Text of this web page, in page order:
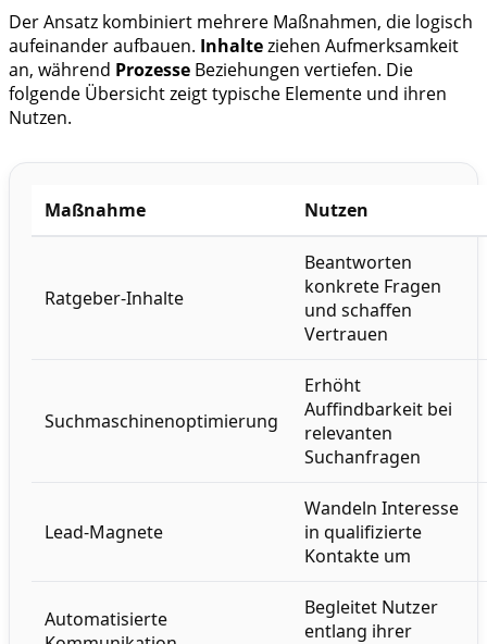
Der Ansatz kombiniert mehrere Maßnahmen, die logisch
aufeinander aufbauen. Inhalteziehen Aufmerksamkeit
an, während Prozesse Beziehungen vertiefen. Die
folgende Übersicht zeigt typische Elemente und ihren
Nutzen.
Maßnahme Nutzen
Ratgeber-Inhalte
Beantworten
konkrete Fragen
und schaffen
Vertrauen
Suchmaschinenoptimierung
Erhöht
Auffindbarkeit bei
relevanten
Suchanfragen
Lead-Magnete
Wandeln Interesse
in qualifizierte
Kontakte um
Automatisierte
Begleitet Nutzer
entlang ihrer